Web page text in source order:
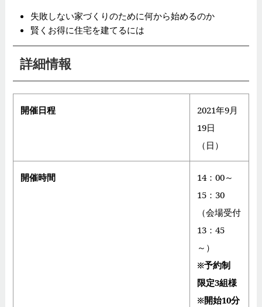
失敗しない家づくりのために何から始めるのか
賢くお得に住宅を建てるには
詳細情報
開催日程
2021年9月
19日
（日）
開催時間
14：00～
15：30
（会場受付
13：45
～）
※予約制
限定3組様
※開始10分